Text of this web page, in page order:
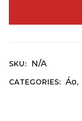
SKU: N/A
CATEGORIES: Áo,